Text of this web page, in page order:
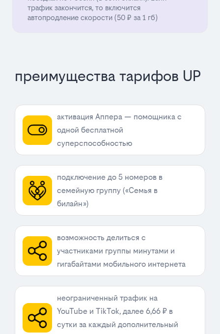
трафик закончится, то включится
автопродление скорости (50 ₽ за 1 гб)
преимущества тарифов UP
активация Аппера — помощника с
одной бесплатной
суперспособностью
подключение до 5 номеров в
семейную группу («Семья в
билайн»)
возможность делиться с
участниками группы минутами и
гигабайтами мобильного интернета
неограниченный трафик на
YouTube и TikTok, далее 6,66 ₽ в
сутки за каждый дополнительный